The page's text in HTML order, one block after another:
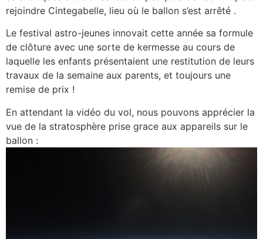
rejoindre Cintegabelle, lieu où le ballon s’est arrêté .
Le festival astro-jeunes innovait cette année sa formule
de clôture avec une sorte de kermesse au cours de
laquelle les enfants présentaient une restitution de leurs
travaux de la semaine aux parents, et toujours une
remise de prix !
En attendant la vidéo du vol, nous pouvons apprécier la
vue de la stratosphère prise grace aux appareils sur le
ballon :